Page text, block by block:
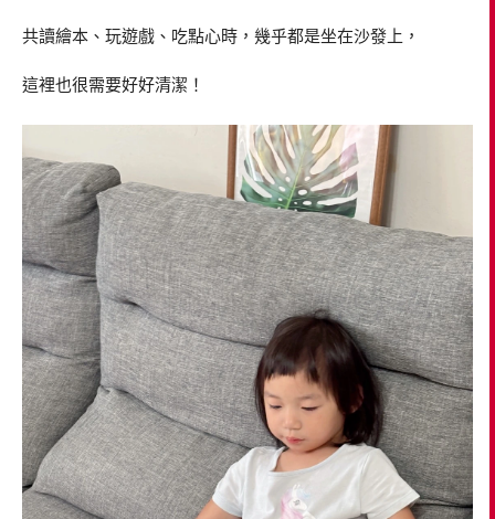
共讀繪本、玩遊戲、吃點心時，幾乎都是坐在沙發上，
這裡也很需要好好清潔！